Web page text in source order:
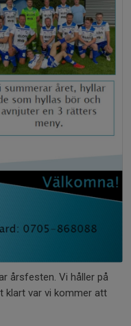
årsfesten. Vi håller på
klart var vi kommer att